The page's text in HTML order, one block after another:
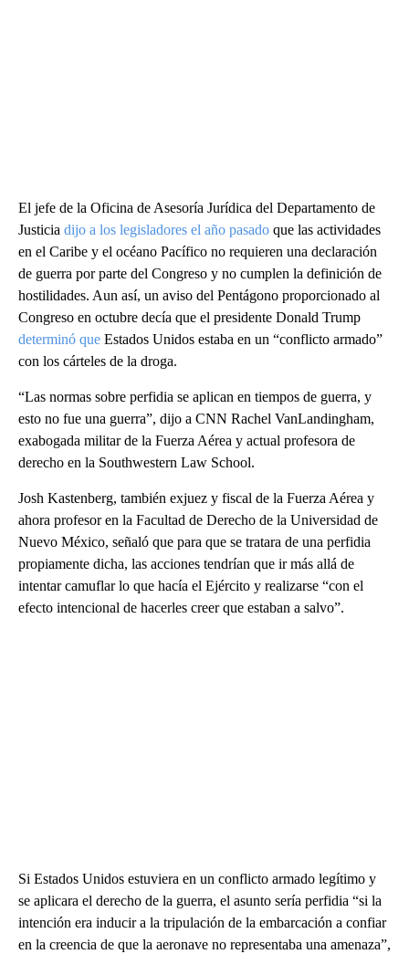
El jefe de la Oficina de Asesoría Jurídica del Departamento de
Justicia dijo a los legisladores el año pasado que las actividades
en el Caribe y el océano Pacífico no requieren una declaración
de guerra por parte del Congreso y no cumplen la definición de
hostilidades. Aun así, un aviso del Pentágono proporcionado al
Congreso en octubre decía que el presidente Donald Trump
determinó que Estados Unidos estaba en un “conflicto armado”
con los cárteles de la droga.
“Las normas sobre perfidia se aplican en tiempos de guerra, y
esto no fue una guerra”, dijo a CNN Rachel VanLandingham,
exabogada militar de la Fuerza Aérea y actual profesora de
derecho en la Southwestern Law School.
Josh Kastenberg, también exjuez y fiscal de la Fuerza Aérea y
ahora profesor en la Facultad de Derecho de la Universidad de
Nuevo México, señaló que para que se tratara de una perfidia
propiamente dicha, las acciones tendrían que ir más allá de
intentar camuflar lo que hacía el Ejército y realizarse “con el
efecto intencional de hacerles creer que estaban a salvo”.
Si Estados Unidos estuviera en un conflicto armado legítimo y
se aplicara el derecho de la guerra, el asunto sería perfidia “si la
intención era inducir a la tripulación de la embarcación a confiar
en la creencia de que la aeronave no representaba una amenaza”,